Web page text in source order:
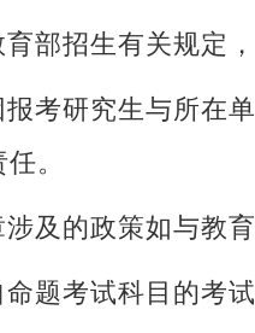
育部招生有关规定
报考研究生与所在
。
涉及的政策如与教
命题考试科目的考